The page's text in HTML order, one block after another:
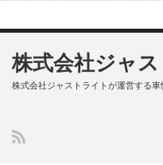
株式会社ジャ
株式会社ジャストライトが運営する